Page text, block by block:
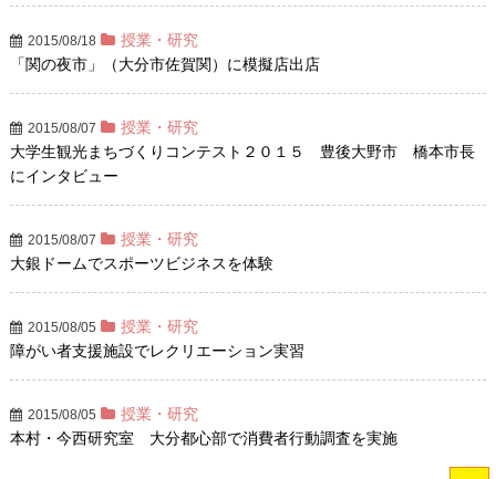
2015/08/18
授業・研究
「関の夜市」（大分市佐賀関）に模擬店出店
2015/08/07
授業・研究
大学生観光まちづくりコンテスト２０１５ 豊後大野市 橋本市長
にインタビュー
2015/08/07
授業・研究
大銀ドームでスポーツビジネスを体験
2015/08/05
授業・研究
障がい者支援施設でレクリエーション実習
2015/08/05
授業・研究
本村・今西研究室 大分都心部で消費者行動調査を実施